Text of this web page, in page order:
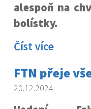
alespoň na
bolístky.
Číst více
FTN přeje
20.12.2024